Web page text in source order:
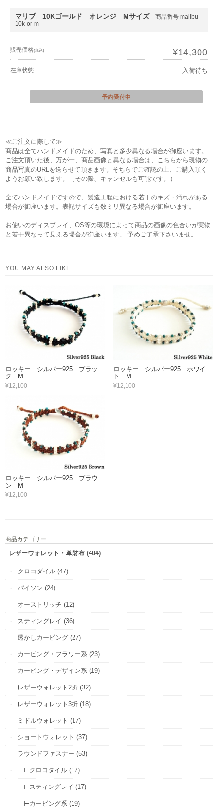
マリブ 10Kゴールド オレンジ Mサイズ
商品番号 malibu-
10k-or-m
販売価格(税込) ¥14,300
在庫状態 入荷待ち
予約受付中
≪ご注文に際して≫
商品は全てハンドメイドのため、写真と多少異なる場合が御座います。
ご注文頂いた後、万が一、商品画像と異なる場合は、こちらから現物の
商品写真のURLを送らせて頂きます。そちらでご確認の上、ご購入頂く
ようお願い致します。（その際、キャンセルも可能です。）
全てハンドメイドですので、製造工程における若干のキズ・汚れがある
場合が御座います。表記サイズも数ミリ異なる場合が御座います。
お使いのディスプレイ、OS等の環境によって商品の画像の色合いが実物
と若干異なって見える場合が御座います。 予めご了承下さいませ。
YOU MAY ALSO LIKE
ロッキー シルバー925 ブラッ
ク M
¥12,100
ロッキー シルバー925 ホワイ
ト M
¥12,100
ロッキー シルバー925 ブラウ
ン M
¥12,100
商品カテゴリー
レザーウォレット・革財布 (404)
クロコダイル (47)
パイソン (24)
オーストリッチ (12)
スティングレイ (36)
透かしカービング (27)
カービング・フラワー系 (23)
カービング・デザイン系 (19)
レザーウォレット2折 (32)
レザーウォレット3折 (18)
ミドルウォレット (17)
ショートウォレット (37)
ラウンドファスナー (53)
⊢クロコダイル (17)
⊢スティングレイ (17)
⊢カービング系 (19)